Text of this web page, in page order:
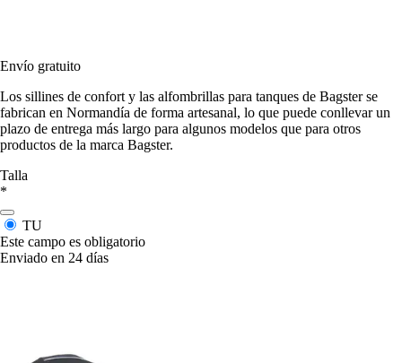
Envío gratuito
Los sillines de confort y las alfombrillas para tanques de Bagster se
fabrican en Normandía de forma artesanal, lo que puede conllevar un
plazo de entrega más largo para algunos modelos que para otros
productos de la marca Bagster.
Talla
*
TU
Este campo es obligatorio
Enviado en 24 días